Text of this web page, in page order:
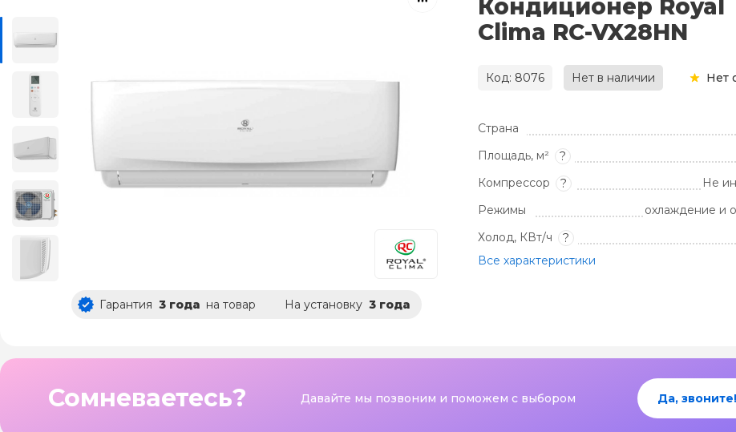
Гарантия 3 года на товар На установку 3 года
Кондиционер Royal
Clima RC-VX28HN
Код: 8076 Нет в наличии Нет
Страна
Площадь, м²
?
Компрессор
?
Не
Режимы
охлаждение и
Холод, КВт/ч
?
Все характеристики
Сомневаетесь? Давайте мы позвоним и поможем с выбором Да, звоните!